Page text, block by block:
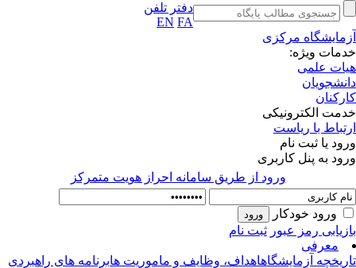
دفتر تلفن
EN FA
مرکزی
ویژه:
علمی
الکترونیکی
با ریاست
یا ثبت نام
به پنل کاربری
ورود از طريق سامانه احراز هويت متمركز
ورود خودکار
رمز عبور ثبت نام
معرفی
آزمایشگاهاهداف، وظایف و ماموریت هابرنامه های راهبردی